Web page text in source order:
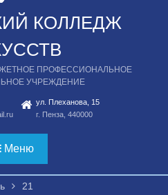
КОЛЛЕДЖ
ПРОФЕССИОНАЛЬНОЕ
УЧРЕЖДЕНИЕ
ул. Плеханова, 15
г. Пенза, 440000
Меню
21